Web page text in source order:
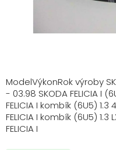
ModelVýkonRok výroby
- 03.98 SKODA FELICIA I
FELICIA I kombík (6U5)
FELICIA I kombík (6U5) 1.3
FELICIA I